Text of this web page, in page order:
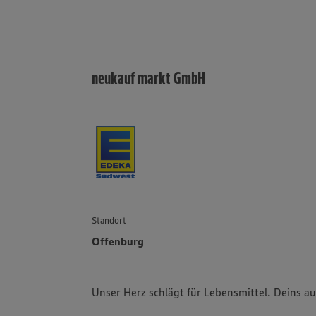
neukauf markt GmbH
Standort
Offenburg
Unser Herz schlägt für Lebensmittel. Deins